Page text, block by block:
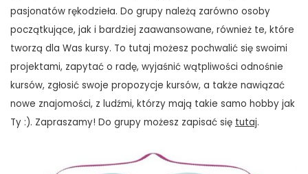
pasjonatów rękodzieła. Do grupy należą zarówno osoby
początkujące, jak i bardziej zaawansowane, również te, które
tworzą dla Was kursy. To tutaj możesz pochwalić się swoimi
projektami, zapytać o radę, wyjaśnić wątpliwości odnośnie
kursów, zgłosić swoje propozycje kursów, a także nawiązać
nowe znajomości, z ludźmi, którzy mają takie samo hobby jak
Ty :). Zapraszamy! Do grupy możesz zapisać się tutaj.